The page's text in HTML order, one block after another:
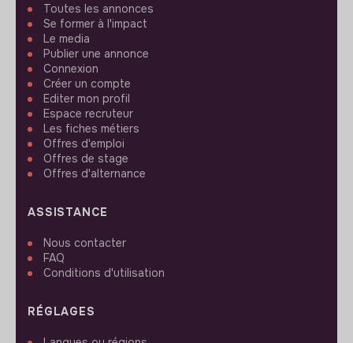
Toutes les annonces
Se former à l'impact
Le media
Publier une annonce
Connexion
Créer un compte
Editer mon profil
Espace recruteur
Les fiches métiers
Offres d'emploi
Offres de stage
Offres d'alternance
ASSISTANCE
Nous contacter
FAQ
Conditions d'utilisation
RÉGLAGES